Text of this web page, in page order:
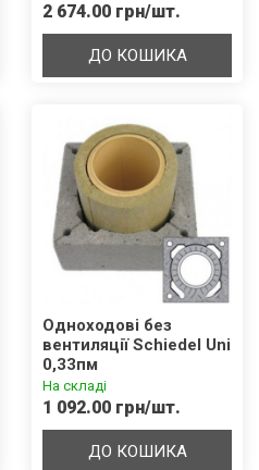
2 674.00 грн/шт.
ДО КОШИКА
Одноходові без
вентиляції Schiedel Uni
0,33пм
На складі
1 092.00 грн/шт.
ДО КОШИКА